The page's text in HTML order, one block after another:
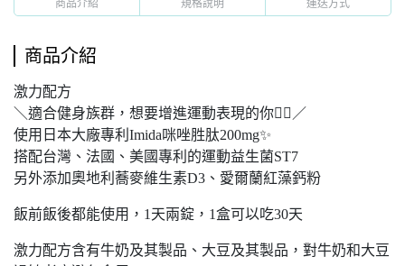
商品介紹 規格說明 運送方式
商品介紹
激力配方
＼適合健身族群，想要增進運動表現的你🏃‍♂️／
使用日本大廠專利Imida咪唑胜肽200mg✨
搭配台灣、法國、美國專利的運動益生菌ST7
另外添加奧地利蕎麥維生素D3、愛爾蘭紅藻鈣粉
飯前飯後都能使用，1天兩錠，1盒可以吃30天
激力配方含有牛奶及其製品、大豆及其製品，對牛奶和大豆